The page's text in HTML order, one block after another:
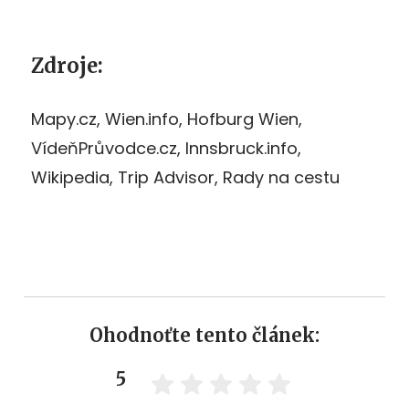
Zdroje:
Mapy.cz, Wien.info, Hofburg Wien,
VídeňPrůvodce.cz, Innsbruck.info,
Wikipedia, Trip Advisor, Rady na cestu
Ohodnoťte tento článek:
5